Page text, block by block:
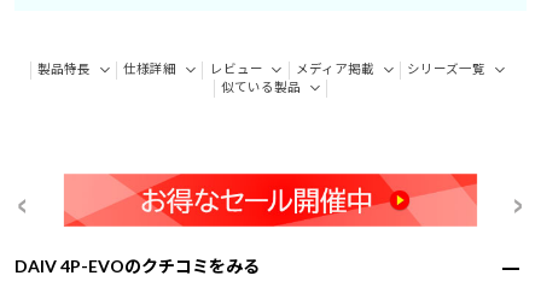
製品特長 仕様詳細 レビュー メディア掲載
シリーズ一覧
似ている製品
DAIV 4P-EVOのクチコミをみる